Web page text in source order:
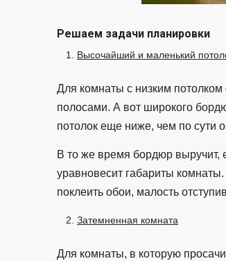
Решаем задачи планировки
Высочайший и маленький
Для комнаты с низким потолком
полосами. А вот широкого
потолок еще ниже, чем по сути
В то же время бордюр выручит,
уравновесит габариты
поклеить обои, малость
Затемненная комната
Для комнаты, в которую